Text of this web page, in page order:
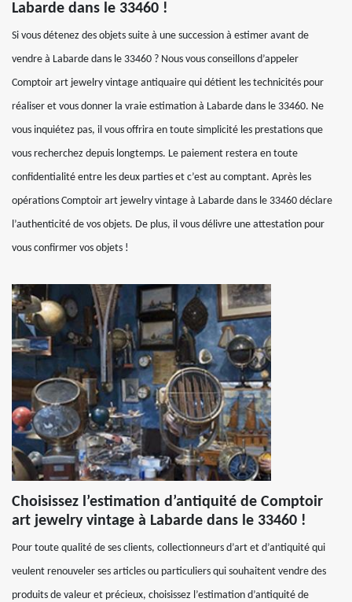
Labarde dans le 33460 !
Si vous détenez des objets suite à une succession à estimer avant de
vendre à Labarde dans le 33460 ? Nous vous conseillons d’appeler
Comptoir art jewelry vintage antiquaire qui détient les technicités pour
réaliser et vous donner la vraie estimation à Labarde dans le 33460. Ne
vous inquiétez pas, il vous offrira en toute simplicité les prestations que
vous recherchez depuis longtemps. Le paiement restera en toute
confidentialité entre les deux parties et c’est au comptant. Après les
opérations Comptoir art jewelry vintage à Labarde dans le 33460 déclare
l’authenticité de vos objets. De plus, il vous délivre une attestation pour
vous confirmer vos objets !
Choisissez l’estimation d’antiquité de Comptoir
art jewelry vintage à Labarde dans le 33460 !
Pour toute qualité de ses clients, collectionneurs d’art et d’antiquité qui
veulent renouveler ses articles ou particuliers qui souhaitent vendre des
produits de valeur et précieux, choisissez l’estimation d’antiquité de